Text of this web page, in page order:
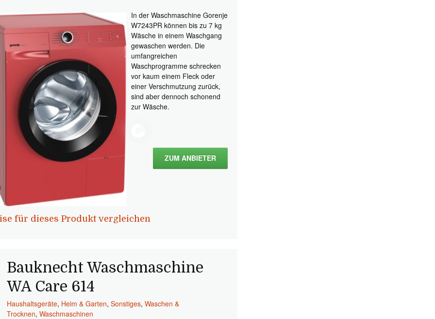
In der Waschmaschine Gorenje
W7243PR können bis zu 7 kg
Wäsche in einem Waschgang
gewaschen werden. Die
umfangreichen
Waschprogramme schrecken
vor kaum einem Fleck oder
einer Verschmutzung zurück,
sind aber dennoch schonend
zur Wäsche.
ZUM ANBIETER
für dieses Produkt vergleichen
Bauknecht Waschmaschine
WA Care 614
Haushaltsgeräte, Heim & Garten,Sonstiges,Waschen &
Trocknen,Waschmaschinen